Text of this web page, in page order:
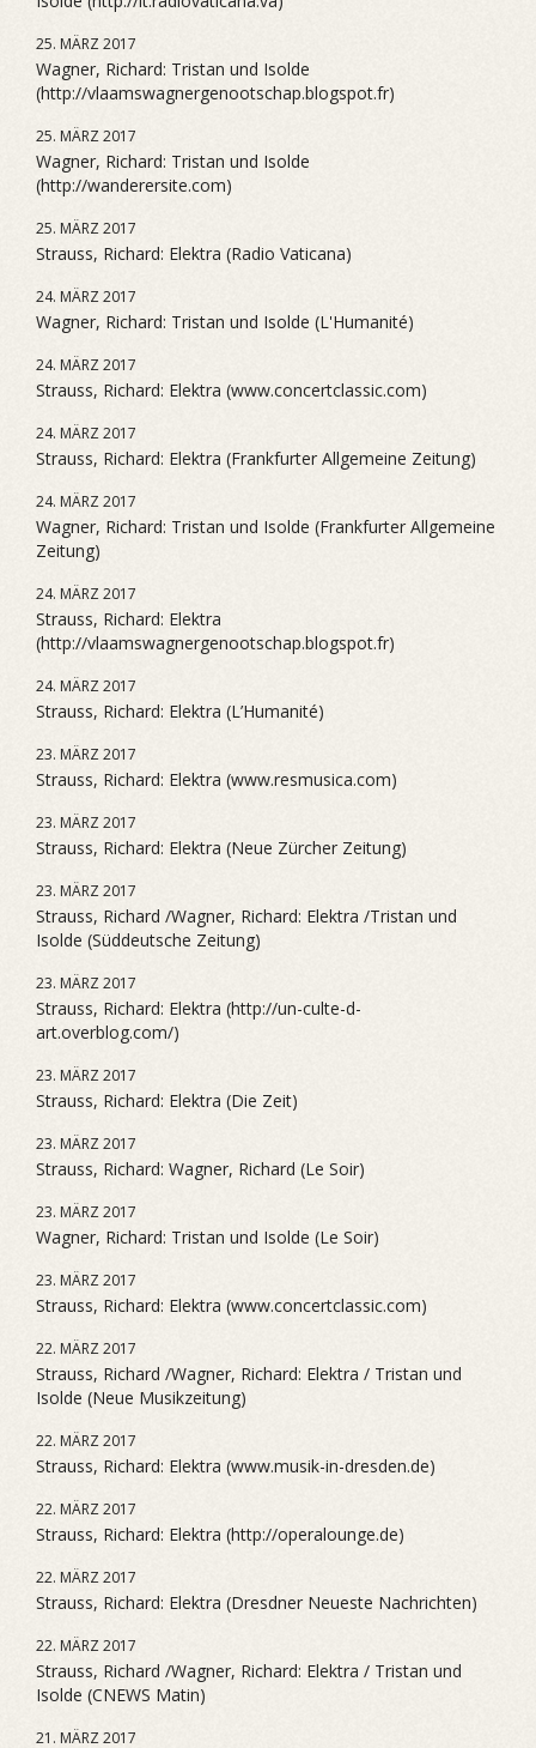
25. MÄRZ 2017
Wagner, Richard: Tristan und Isolde
(http://vlaamswagnergenootschap.blogspot.fr)
25. MÄRZ 2017
Wagner, Richard: Tristan und Isolde
(http://wanderersite.com)
25. MÄRZ 2017
Strauss, Richard: Elektra (Radio Vaticana)
24. MÄRZ 2017
Wagner, Richard: Tristan und Isolde (L'Humanité)
24. MÄRZ 2017
Strauss, Richard: Elektra (www.concertclassic.com)
24. MÄRZ 2017
Strauss, Richard: Elektra (Frankfurter Allgemeine Zeitung)
24. MÄRZ 2017
Wagner, Richard: Tristan und Isolde (Frankfurter Allgemeine
Zeitung)
24. MÄRZ 2017
Strauss, Richard: Elektra
(http://vlaamswagnergenootschap.blogspot.fr)
24. MÄRZ 2017
Strauss, Richard: Elektra (L’Humanité)
23. MÄRZ 2017
Strauss, Richard: Elektra (www.resmusica.com)
23. MÄRZ 2017
Strauss, Richard: Elektra (Neue Zürcher Zeitung)
23. MÄRZ 2017
Strauss, Richard /Wagner, Richard: Elektra /Tristan und
Isolde (Süddeutsche Zeitung)
23. MÄRZ 2017
Strauss, Richard: Elektra (http://un-culte-d-
art.overblog.com/)
23. MÄRZ 2017
Strauss, Richard: Elektra (Die Zeit)
23. MÄRZ 2017
Strauss, Richard: Wagner, Richard (Le Soir)
23. MÄRZ 2017
Wagner, Richard: Tristan und Isolde (Le Soir)
23. MÄRZ 2017
Strauss, Richard: Elektra (www.concertclassic.com)
22. MÄRZ 2017
Strauss, Richard /Wagner, Richard: Elektra / Tristan und
Isolde (Neue Musikzeitung)
22. MÄRZ 2017
Strauss, Richard: Elektra (www.musik-in-dresden.de)
22. MÄRZ 2017
Strauss, Richard: Elektra (http://operalounge.de)
22. MÄRZ 2017
Strauss, Richard: Elektra (Dresdner Neueste Nachrichten)
22. MÄRZ 2017
Strauss, Richard /Wagner, Richard: Elektra / Tristan und
Isolde (CNEWS Matin)
21. MÄRZ 2017